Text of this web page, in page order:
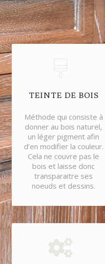
TEINTE DE BOIS
Méthode qui consiste à
donner au bois naturel,
un léger pigment afin
d’en modifier la couleur.
Cela ne couvre pas le
bois et laisse donc
transparaitre ses
noeuds et dessins.